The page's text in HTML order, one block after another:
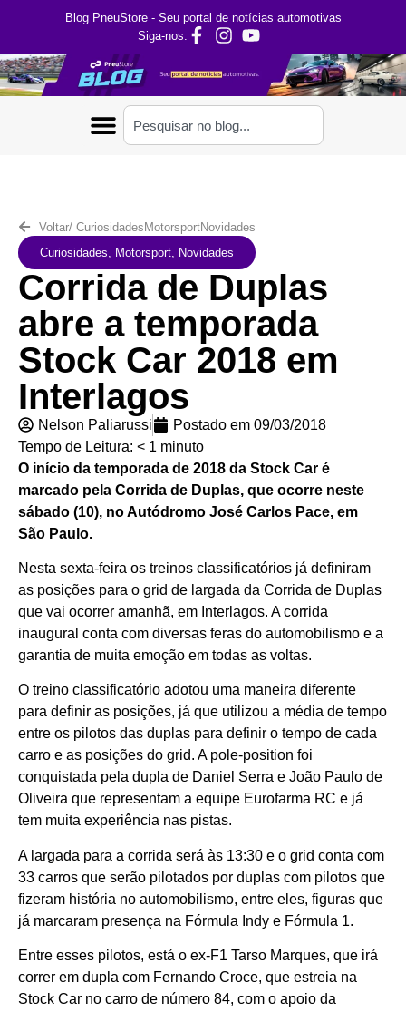
Blog PneuStore - Seu portal de notícias automotivas
Siga-nos:
Voltar/ CuriosidadesMotorsportNovidades
Curiosidades
Motorsport Novidades
Corrida de Duplas
abre a temporada
Stock Car 2018 em
Interlagos
Nelson Paliarussi Postado em 09/03/2018
Tempo de Leitura: < 1 minuto
O início da temporada de 2018 da Stock Car é
marcado pela Corrida de Duplas, que ocorre neste
sábado (10), no Autódromo José Carlos Pace, em
São Paulo.
Nesta sexta-feira os treinos classificatórios já definiram
as posições para o grid de largada da Corrida de Duplas
que vai ocorrer amanhã, em Interlagos. A corrida
inaugural conta com diversas feras do automobilismo e a
garantia de muita emoção em todas as voltas.
O treino classificatório adotou uma maneira diferente
para definir as posições, já que utilizou a média de tempo
entre os pilotos das duplas para definir o tempo de cada
carro e as posições do grid. A pole-position foi
conquistada pela dupla de Daniel Serra e João Paulo de
Oliveira que representam a equipe Eurofarma RC e já
tem muita experiência nas pistas.
A largada para a corrida será às 13:30 e o grid conta com
33 carros que serão pilotados por duplas com pilotos que
fizeram história no automobilismo, entre eles, figuras que
já marcaram presença na Fórmula Indy e Fórmula 1.
Entre esses pilotos, está o ex-F1 Tarso Marques, que irá
correr em dupla com Fernando Croce, que estreia na
Stock Car no carro de número 84, com o apoio da